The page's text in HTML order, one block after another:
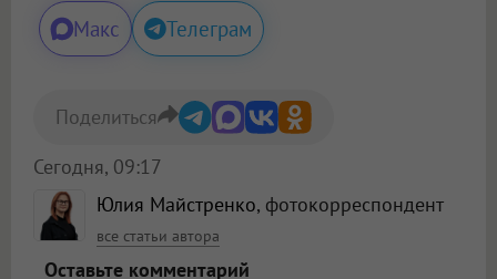
Макс Телеграм
Юлия Майстренко, фотокорреспондент
все статьи автора
Сегодня, 09:17
Поделиться
Оставьте комментарий